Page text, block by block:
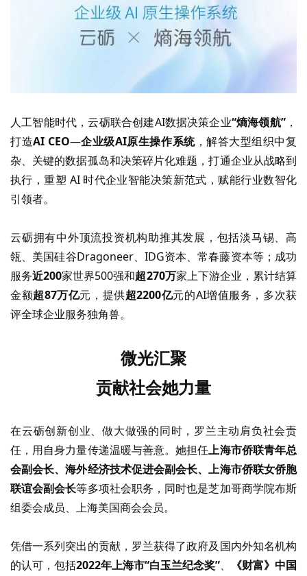
人工智能时代，云砺联合创建AI数据决策企业“熵海领航”，
打造AI CEO—企业级AI原生操作系统，解答大型组织中复
杂、关键的数据孤岛和决策碎片化难题，打通企业从战略到
执行，重塑 AI 时代企业智能决策新范式，赋能行业数智化
引领者。
云砺拥有中外顶流投资机构助推其发展， 包括淡马锡、高
瓴、美国硅谷Dragoneer、 IDG资本、常春藤资本等；成功
服务近200家世界500强和超270万家上下游企业，累计结算
金额超87万亿元，提供超2200亿元的AI增值服务，多次获
评全球企业服务独角兽。
微光汇聚
贡献社会她力量
在云砺创新创业、做大做强的同时，罗兰主动肩负社会责
任，用自身力量传递温暖与善意。她担任上海市侨联青年总
会副会长、海外经济技术促进会副会长、上海市侨联女侨胞
联谊会副会长等多项社会职务，同时也是芝加哥商学院布斯
组委会成员、上海美国商会会员。
凭借一系列突出的贡献，罗兰获得了政府及国内外知名机构
的认可，包括2022年上海市“白玉兰纪念奖”、
《财富》中国